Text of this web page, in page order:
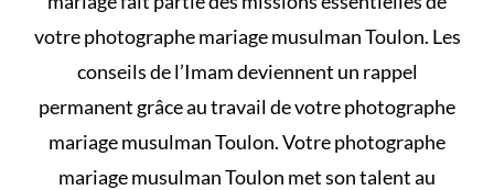
votre photographe mariage musulman Toulon. Les
conseils de l’Imam deviennent un rappel
permanent grâce au travail de votre photographe
mariage musulman Toulon. Votre photographe
mariage musulman Toulon met son talent au